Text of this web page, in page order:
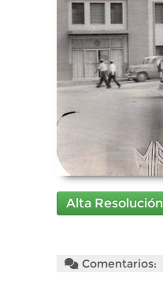
Alta Resolución
Comentarios: